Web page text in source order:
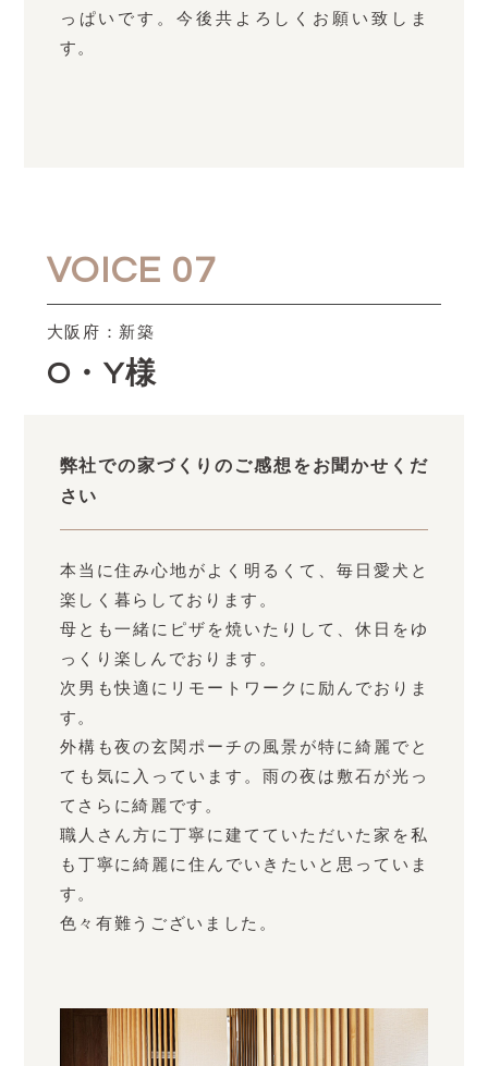
っぱいです。今後共よろしくお願い致しま
す。
VOICE 07
大阪府：新築
O・Y様
弊社での家づくりのご感想をお聞かせくだ
さい
本当に住み心地がよく明るくて、毎日愛犬と
楽しく暮らしております。
母とも一緒にピザを焼いたりして、休日をゆ
っくり楽しんでおります。
次男も快適にリモートワークに励んでおりま
す。
外構も夜の玄関ポーチの風景が特に綺麗でと
ても気に入っています。雨の夜は敷石が光っ
てさらに綺麗です。
職人さん方に丁寧に建てていただいた家を私
も丁寧に綺麗に住んでいきたいと思っていま
す。
色々有難うございました。